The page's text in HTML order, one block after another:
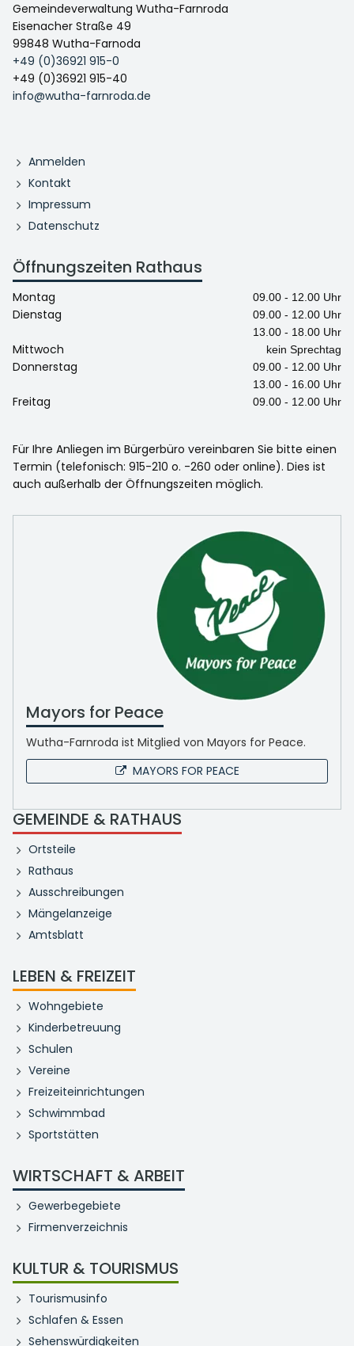
Gemeindeverwaltung Wutha-Farnroda
Eisenacher Straße 49
99848 Wutha-Farnoda
+49 (0)36921 915-0
+49 (0)36921 915-40
info@wutha-farnroda.de
Anmelden
Kontakt
Impressum
Datenschutz
Öffnungszeiten Rathaus
Montag 09.00 - 12.00 Uhr
Dienstag
09.00 - 12.00 Uhr
13.00 - 18.00 Uhr
Mittwoch kein Sprechtag
Donnerstag
09.00 - 12.00 Uhr
13.00 - 16.00 Uhr
Freitag 09.00 - 12.00 Uhr
Für Ihre Anliegen im Bürgerbüro vereinbaren Sie bitte einen
Termin (telefonisch: 915-210 o. -260 oder online). Dies ist
auch außerhalb der Öffnungszeiten möglich.
Mayors for Peace
Wutha-Farnroda ist Mitglied von Mayors for Peace.
MAYORS FOR PEACE
GEMEINDE & RATHAUS
Ortsteile
Rathaus
Ausschreibungen
Mängelanzeige
Amtsblatt
LEBEN & FREIZEIT
Wohngebiete
Kinderbetreuung
Schulen
Vereine
Freizeiteinrichtungen
Schwimmbad
Sportstätten
WIRTSCHAFT & ARBEIT
Gewerbegebiete
Firmenverzeichnis
KULTUR & TOURISMUS
Tourismusinfo
Schlafen & Essen
Sehenswürdigkeiten